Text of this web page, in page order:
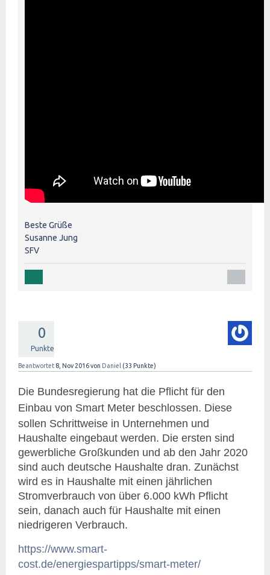
Beste Grüße
Susanne Jung
SFV
0
Punkte
Beantwortet 8, Nov 2016von Daniel (33 Punkte)
Die Bundesregierung hat die Pflicht für den
Einbau von Smart Meter beschlossen. Diese
sollen Schrittweise in Unternehmen und
Haushalte eingebaut werden. Die ersten sind
gewerbliche Großkunden und ab den Jahr 2020
sind auch deutsche Haushalte dran. Zunächst
wird es in Haushalte mit einen jährlichen
Stromverbrauch von über 6.000 kWh Pflicht
sein, danach auch für Haushalte mit einen
niedrigeren Verbrauch.
https://www.smart-
cost.de/energiespartipps/smart-meter/